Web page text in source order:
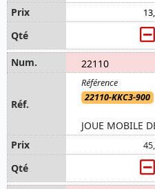
22110
22110-KKC3-900
JOUE MOBILE